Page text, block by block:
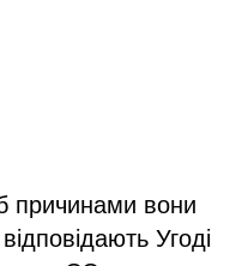
причинами вони
Угоді